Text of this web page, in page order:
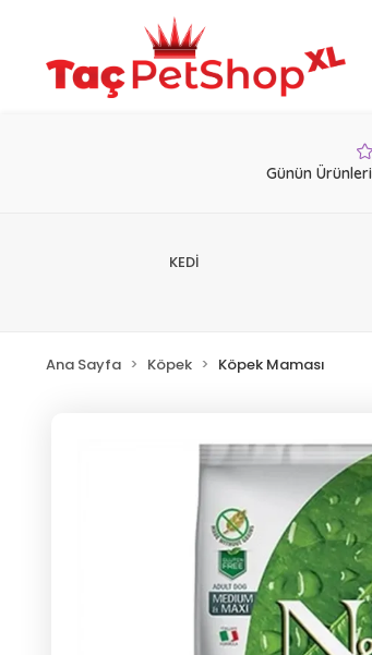
Günün Ürünleri
KEDİ
Ana Sayfa Köpek Köpek Maması